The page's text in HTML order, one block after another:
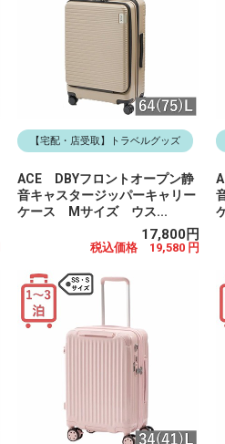
【宅配・店受取】トラベルグッズ
ACE DBYフロントオープン静
音キャスタージッパーキャリー
ケース Mサイズ ウス...
17,800円
税込価格 19,580 円